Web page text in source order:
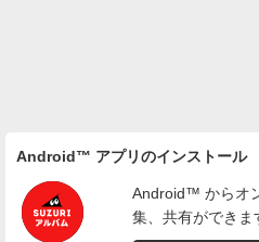
Android™ アプリのインストール
Android™ からオ
集、共有ができま